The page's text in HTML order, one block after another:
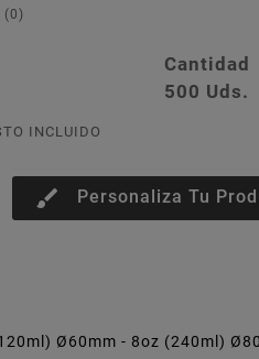
(0)
Cantidad
500 Uds.
INCLUIDO
brush Personaliza Tu
Ø60mm - 8oz (240ml)